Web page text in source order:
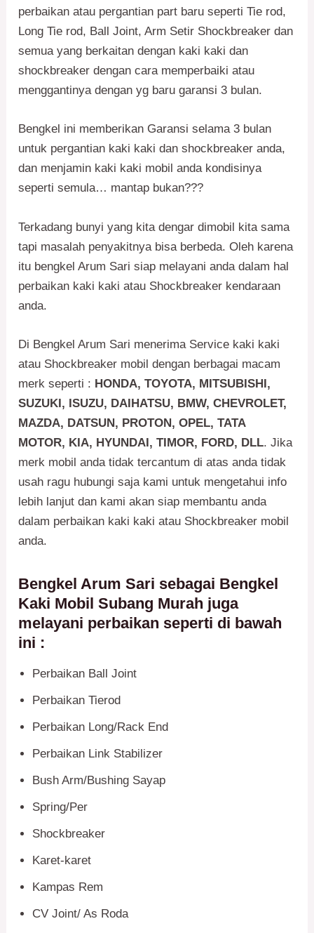
perbaikan atau pergantian part baru seperti Tie rod,
Long Tie rod, Ball Joint, Arm Setir Shockbreaker dan
semua yang berkaitan dengan kaki kaki dan
shockbreaker dengan cara memperbaiki atau
menggantinya dengan yg baru garansi 3 bulan.
Bengkel ini memberikan Garansi selama 3 bulan
untuk pergantian kaki kaki dan shockbreaker anda,
dan menjamin kaki kaki mobil anda kondisinya
seperti semula… mantap bukan???
Terkadang bunyi yang kita dengar dimobil kita sama
tapi masalah penyakitnya bisa berbeda. Oleh karena
itu bengkel Arum Sari siap melayani anda dalam hal
perbaikan kaki kaki atau Shockbreaker kendaraan
anda.
Di Bengkel Arum Sari menerima Service kaki kaki
atau Shockbreaker mobil dengan berbagai macam
merk seperti : HONDA, TOYOTA, MITSUBISHI,
SUZUKI, ISUZU, DAIHATSU, BMW, CHEVROLET,
MAZDA, DATSUN, PROTON, OPEL, TATA
MOTOR, KIA, HYUNDAI, TIMOR, FORD, DLL. Jika
merk mobil anda tidak tercantum di atas anda tidak
usah ragu hubungi saja kami untuk mengetahui info
lebih lanjut dan kami akan siap membantu anda
dalam perbaikan kaki kaki atau Shockbreaker mobil
anda.
Bengkel Arum Sari sebagai Bengkel
Kaki Mobil Subang Murah juga
melayani perbaikan seperti di bawah
ini :
Perbaikan Ball Joint
Perbaikan Tierod
Perbaikan Long/Rack End
Perbaikan Link Stabilizer
Bush Arm/Bushing Sayap
Spring/Per
Shockbreaker
Karet-karet
Kampas Rem
CV Joint/ As Roda